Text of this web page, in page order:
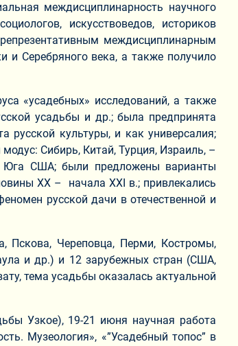
междисциплинарность научного
искусствоведов, историков
междисциплинарным
и Серебряного века, а также получило
«усадебных» исследований, а также
усадьбы и др.; была предпринята
русской культуры, и как универсалия;
Сибирь, Китай, Турция, Израиль, –
Юга США; были предложены варианты
XX – начала XXI в.; привлекались
русской дачи в отечественной и
Пскова, Череповца, Перми, Костромы,
и др.) и 12 зарубежных стран (США,
тема усадьбы оказалась актуальной
Узкое), 19-21 июня научная работа
Музеология», «”Усадебный топос” в